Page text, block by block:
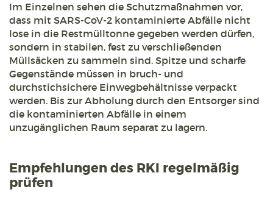
Im Einzelnen sehen die Schutzmaßnahmen vor,
dass mit SARS-CoV-2 kontaminierte Abfälle nicht
lose in die Restmülltonne gegeben werden dürfen,
sondern in stabilen, fest zu verschließenden
Müllsäcken zu sammeln sind. Spitze und scharfe
Gegenstände müssen in bruch- und
durchstichsichere Einwegbehältnisse verpackt
werden. Bis zur Abholung durch den Entsorger sind
die kontaminierten Abfälle in einem
unzugänglichen Raum separat zu lagern.
Empfehlungen des RKI regelmäßig
prüfen